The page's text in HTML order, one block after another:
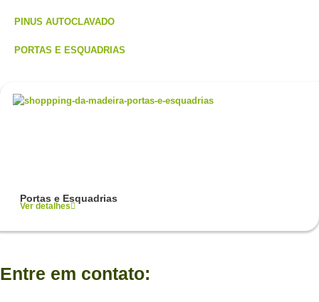
PINUS AUTOCLAVADO
PORTAS E ESQUADRIAS
Portas e Esquadrias
Ver detalhes
Entre em contato: